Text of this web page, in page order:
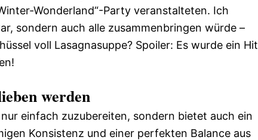
Wonderland“-Party veranstalteten. Ich
sondern auch alle zusammenbringen würde –
voll Lasagnasuppe? Spoiler: Es wurde ein Hit
werden
einfach zuzubereiten, sondern bietet auch ein
Konsistenz und einer perfekten Balance aus